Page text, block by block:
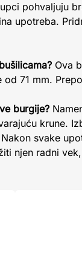
pohvaljuju
upotreba.
Ova
71 mm.
burgije?
krune.
Nakon svake
njen radni